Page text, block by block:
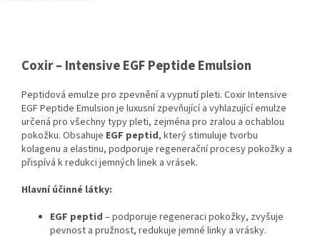
Coxir – Intensive EGF Peptide Emulsion
Peptidová emulze pro zpevnění a vypnutí pleti. Coxir Intensive
EGF Peptide Emulsion je luxusní zpevňující a vyhlazující emulze
určená pro všechny typy pleti, zejména pro zralou a ochablou
pokožku. Obsahuje EGF peptid, který stimuluje tvorbu
kolagenu a elastinu, podporuje regenerační procesy pokožky a
přispívá k redukci jemných linek a vrásek.
Hlavní účinné látky:
EGF peptid – podporuje regeneraci pokožky, zvyšuje
pevnost a pružnost, redukuje jemné linky a vrásky.